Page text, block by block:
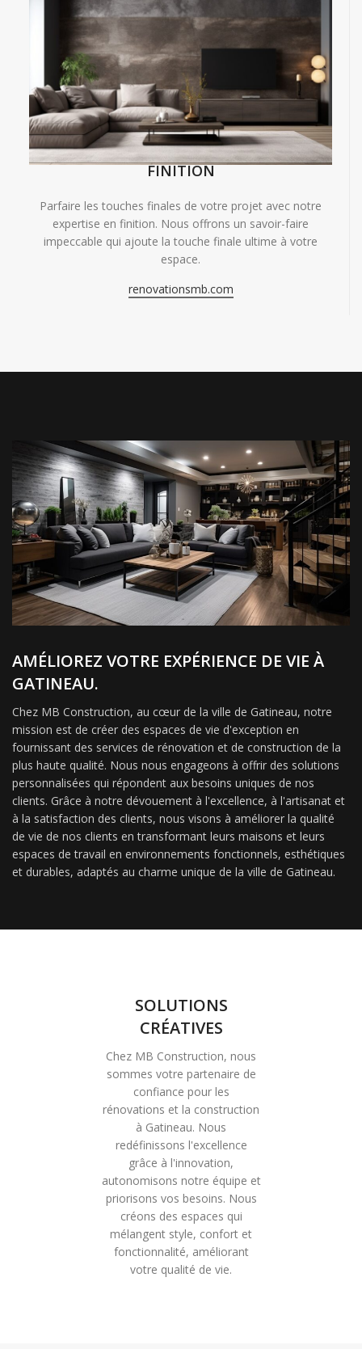
FINITION
Parfaire les touches finales de votre projet avec notre
expertise en finition. Nous offrons un savoir-faire
impeccable qui ajoute la touche finale ultime à votre
espace.
renovationsmb.com
AMÉLIOREZ VOTRE EXPÉRIENCE DE VIE À
GATINEAU.
Chez MB Construction, au cœur de la ville de Gatineau, notre
mission est de créer des espaces de vie d'exception en
fournissant des services de rénovation et de construction de la
plus haute qualité. Nous nous engageons à offrir des solutions
personnalisées qui répondent aux besoins uniques de nos
clients. Grâce à notre dévouement à l'excellence, à l'artisanat et
à la satisfaction des clients, nous visons à améliorer la qualité
de vie de nos clients en transformant leurs maisons et leurs
espaces de travail en environnements fonctionnels, esthétiques
et durables, adaptés au charme unique de la ville de Gatineau.
SOLUTIONS
CRÉATIVES
Chez MB Construction, nous
sommes votre partenaire de
confiance pour les
rénovations et la construction
à Gatineau. Nous
redéfinissons l'excellence
grâce à l'innovation,
autonomisons notre équipe et
priorisons vos besoins. Nous
créons des espaces qui
mélangent style, confort et
fonctionnalité, améliorant
votre qualité de vie.